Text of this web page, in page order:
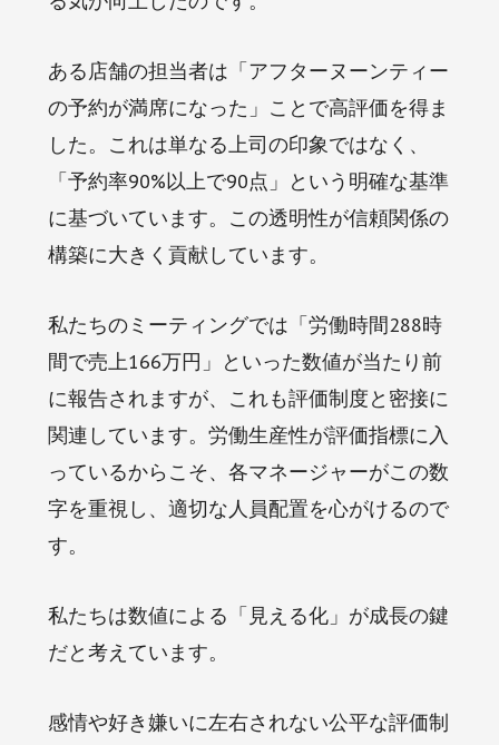
ある店舗の担当者は「アフターヌーンティー
の予約が満席になった」ことで高評価を得ま
した。これは単なる上司の印象ではなく、
「予約率90%以上で90点」という明確な基準
に基づいています。この透明性が信頼関係の
構築に大きく貢献しています。
私たちのミーティングでは「労働時間288時
間で売上166万円」といった数値が当たり前
に報告されますが、これも評価制度と密接に
関連しています。労働生産性が評価指標に入
っているからこそ、各マネージャーがこの数
字を重視し、適切な人員配置を心がけるので
す。
私たちは数値による「見える化」が成長の鍵
だと考えています。
感情や好き嫌いに左右されない公平な評価制